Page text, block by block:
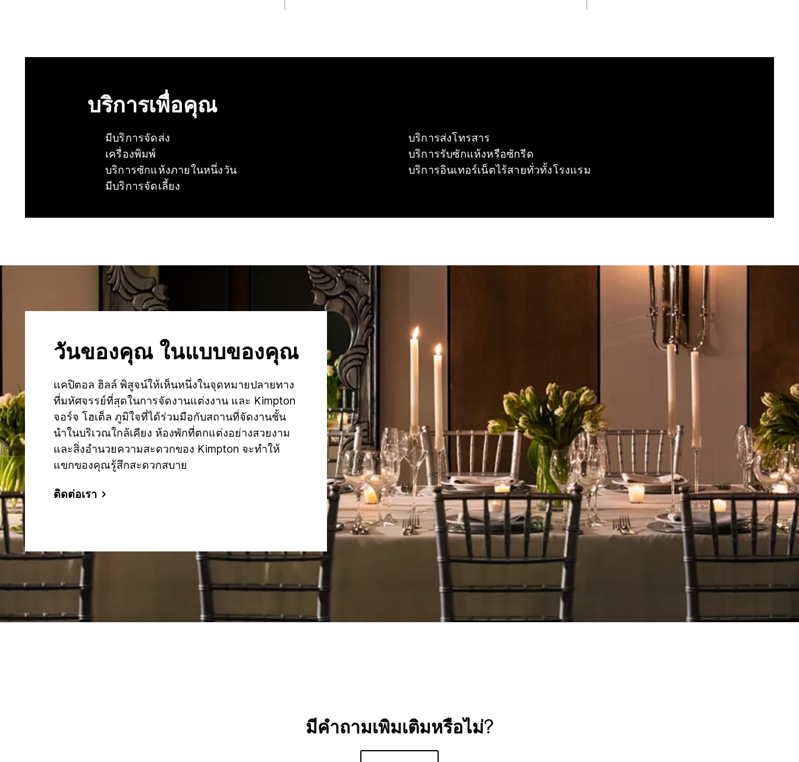
บริการเพื่อคุณ
มีบริการจัดส่ง
บริการส่งโทรสาร
เครื่องพิมพ์
บริการรับซักแห้งหรือซักรีด
บริการซักแห้งภายในหนึ่งวัน
บริการอินเทอร์เน็ตไร้สายทั่วทั้งโรงแรม
มีบริการจัดเลี้ยง
วันของคุณ ในแบบของคุณ
แคปิตอล ฮิลล์ พิสูจน์ให้เห็นหนึ่งในจุดหมายปลายทาง
ที่มหัศจรรย์ที่สุดในการจัดงานแต่งงาน และ Kimpton
จอร์จ โฮเต็ล ภูมิใจที่ได้ร่วมมือกับสถานที่จัดงานชั้น
นำในบริเวณใกล้เคียง ห้องพักที่ตกแต่งอย่างสวยงาม
และสิ่งอำนวยความสะดวกของ Kimpton จะทำให้
แขกของคุณรู้สึกสะดวกสบาย
ติดต่อเรา
มีคำถามเพิ่มเติมหรือไม่?